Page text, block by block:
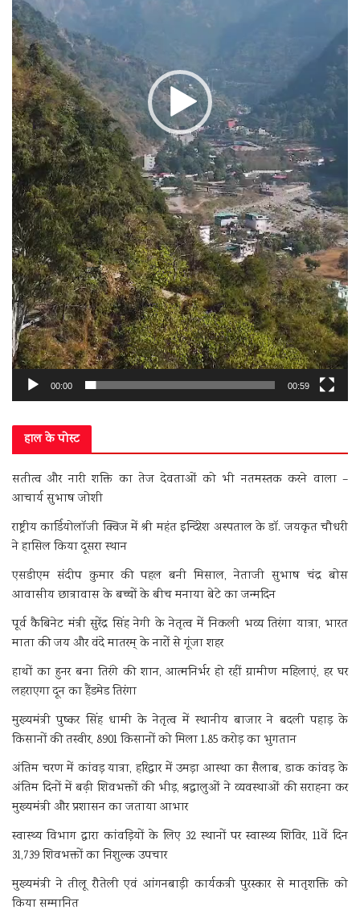
00:00 00:59
हाल के पोस्ट
सतीत्व और नारी शक्ति का तेज देवताओं को भी नतमस्तक करने वाला –
आचार्य सुभाष जोशी
राष्ट्रीय कार्डियोलॉजी क्विज में श्री महंत इन्दिरेश अस्पताल के डॉ. जयकृत चौधरी
ने हासिल किया दूसरा स्थान
एसडीएम संदीप कुमार की पहल बनी मिसाल, नेताजी सुभाष चंद्र बोस
आवासीय छात्रावास के बच्चों के बीच मनाया बेटे का जन्मदिन
पूर्व कैबिनेट मंत्री सुरेंद्र सिंह नेगी के नेतृत्व में निकली भव्य तिरंगा यात्रा, भारत
माता की जय और वंदे मातरम् के नारों से गूंजा शहर
हाथों का हुनर बना तिरंगे की शान, आत्मनिर्भर हो रहीं ग्रामीण महिलाएं, हर घर
लहराएगा दून का हैंडमेड तिरंगा
मुख्यमंत्री पुष्कर सिंह धामी के नेतृत्व में स्थानीय बाजार ने बदली पहाड़ के
किसानों की तस्वीर, 8901 किसानों को मिला 1.85 करोड़ का भुगतान
अंतिम चरण में कांवड़ यात्रा, हरिद्वार में उमड़ा आस्था का सैलाब, डाक कांवड़ के
अंतिम दिनों में बढ़ी शिवभक्तों की भीड़, श्रद्धालुओं ने व्यवस्थाओं की सराहना कर
मुख्यमंत्री और प्रशासन का जताया आभार
स्वास्थ्य विभाग द्वारा कांवड़ियों के लिए 32 स्थानों पर स्वास्थ्य शिविर, 11वें दिन
31,739 शिवभक्तों का निशुल्क उपचार
मुख्यमंत्री ने तीलू रौतेली एवं आंगनबाड़ी कार्यकत्री पुरस्कार से मातृशक्ति को
किया सम्मानित